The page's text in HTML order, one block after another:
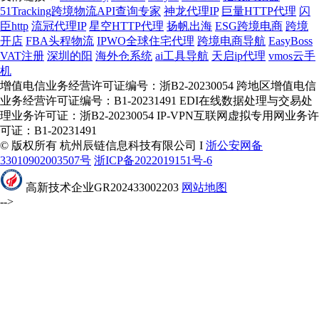
51Tracking跨境物流API查询专家 神龙代理IP 巨量HTTP代理 闪
臣http 流冠代理IP 星空HTTP代理 扬帆出海 ESG跨境电商 跨境
开店 FBA头程物流 IPWO全球住宅代理 跨境电商导航 EasyBoss
VAT注册 深圳的阳 海外仓系统 ai工具导航 天启ip代理 vmos云手
机
增值电信业务经营许可证编号：浙B2-20230054 跨地区增值电信
业务经营许可证编号：B1-20231491 EDI在线数据处理与交易处
理业务许可证：浙B2-20230054 IP-VPN互联网虚拟专用网业务许
可证：B1-20231491
© 版权所有 杭州辰链信息科技有限公司 I 浙公安网备
33010902003507号 浙ICP备2022019151号-6
高新技术企业GR202433002203 网站地图
-->